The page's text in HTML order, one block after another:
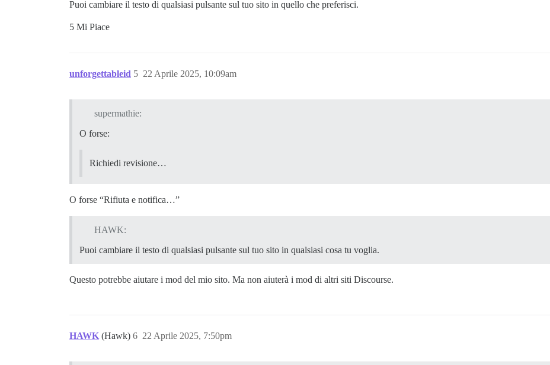
Puoi cambiare il testo di qualsiasi pulsante sul tuo sito in quello che preferisci.
5 Mi Piace
unforgettableid 22 Aprile 2025, 10:09am
5
supermathie:
O forse:
Richiedi revisione…
O forse “Rifiuta e notifica…”
HAWK:
Puoi cambiare il testo di qualsiasi pulsante sul tuo sito in qualsiasi cosa tu voglia.
Questo potrebbe aiutare i mod del mio sito. Ma non aiuterà i mod di altri siti Discourse.
HAWK (Hawk) 22 Aprile 2025, 7:50pm
6